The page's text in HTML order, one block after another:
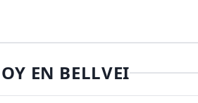
EN BELLVEI